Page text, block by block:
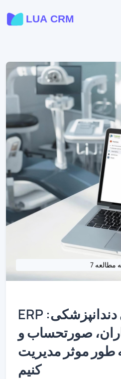
مطالعه
ERP برای کلینیک‌های دندانپزشکی:
صورتحساب و
طور موثر مدیریت
کنیم